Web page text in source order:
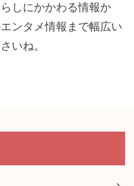
しにかかわる情報か
ンタメ情報まで幅広い
いね。